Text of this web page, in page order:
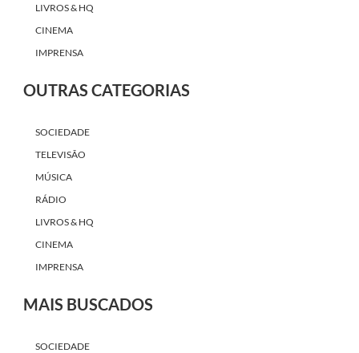
LIVROS & HQ
CINEMA
IMPRENSA
OUTRAS CATEGORIAS
SOCIEDADE
TELEVISÃO
MÚSICA
RÁDIO
LIVROS & HQ
CINEMA
IMPRENSA
MAIS BUSCADOS
SOCIEDADE